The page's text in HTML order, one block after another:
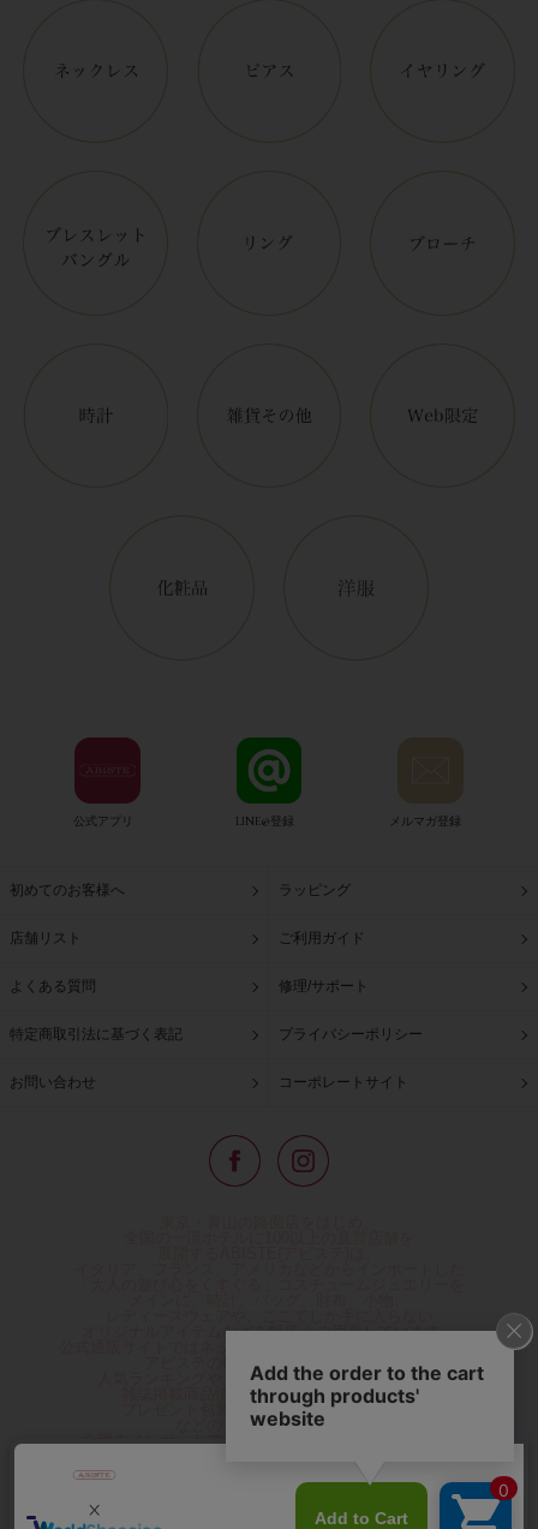
公式アプリ LINE@登録 メルマガ登録
初めてのお客様へ ラッピング
店舗リスト ご利用ガイド
よくある質問 修理/サポート
特定商取引法に基づく表記 プライバシーポリシー
お問い合わせ コーポレートサイト
オリジナルアイテムなどを幅広くご用意しています。
アビステの幅広い商品を取り揃え、
人気ランキングやテレビなどメディア着用商品、
雑誌掲載商品情報を紹介するコンテンツ、
プレゼント包装無料や独自のポイント還元
などのサービスをご提供。
心躍るインポートアクセサリーや時計、小物などで、
夢やときめきを与えられるよう願っています。
◆ギフトラッピング無料/11,000円以上のご注文で送料無料◆